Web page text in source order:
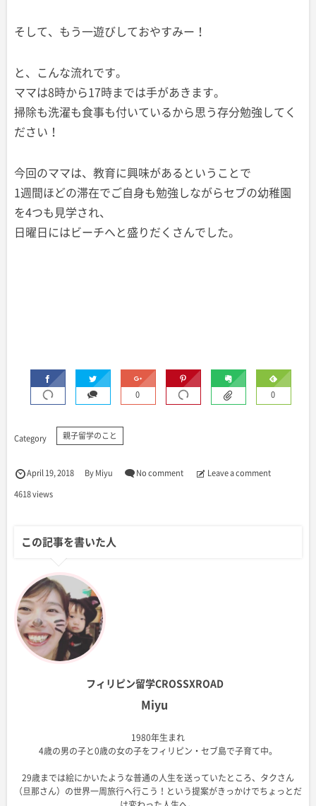
そして、もう一遊びしておやすみー！
と、こんな流れです。
ママは8時から17時までは手があきます。
掃除も洗濯も食事も付いているから思う存分勉強してく
ださい！
今回のママは、教育に興味があるということで
1週間ほどの滞在でご自身も勉強しながらセブの幼稚園
を4つも見学され、
日曜日にはビーチへと盛りだくさんでした。
0 0
親子留学のこと
April19,2018 ByMiyu No comment
Leave a comment
4618 views
この記事を書いた人
フィリピン留学CROSSXROAD
Miyu
1980年生まれ
4歳の男の子と0歳の女の子をフィリピン・セブ島で子育て中。
29歳までは絵にかいたような普通の人生を送っていたところ、タクさん
（旦那さん）の世界一周旅行へ行こう！という提案がきっかけでちょっとだ